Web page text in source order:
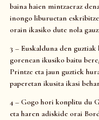
baina haien mintzaeraz
inongo liburuetan
orain ikasiko dute nola
3 – Euskalduna den guztiak
gorenean ikusiko baitu
Printze eta jaun guztiek
paperetan ikusita ikasi
4 – Gogo hori konplitu du
eta haren adiskide orai